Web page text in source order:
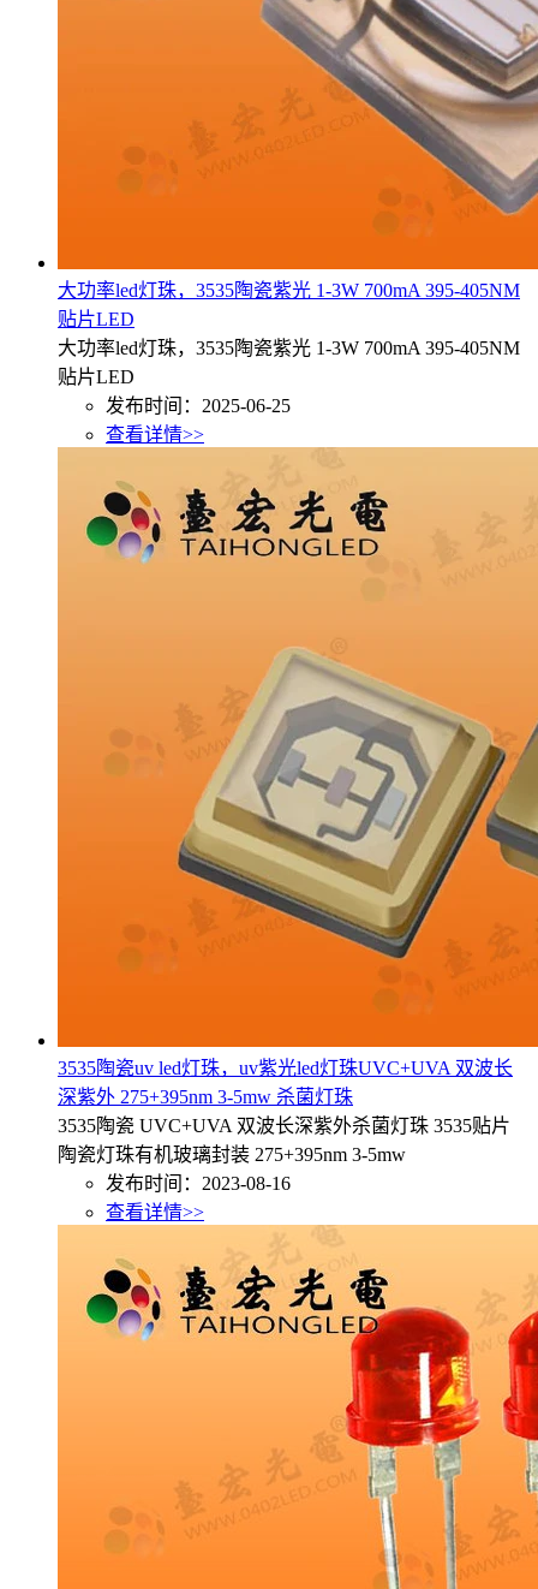
大功率led灯珠，3535陶瓷紫光 1-3W 700mA 395-405NM
贴片LED
大功率led灯珠，3535陶瓷紫光 1-3W 700mA 395-405NM
贴片LED
发布时间：2025-06-25
查看详情>>
3535陶瓷uv led灯珠，uv紫光led灯珠UVC+UVA 双波长
深紫外 275+395nm 3-5mw 杀菌灯珠
3535陶瓷 UVC+UVA 双波长深紫外杀菌灯珠 3535贴片
陶瓷灯珠有机玻璃封装 275+395nm 3-5mw
发布时间：2023-08-16
查看详情>>